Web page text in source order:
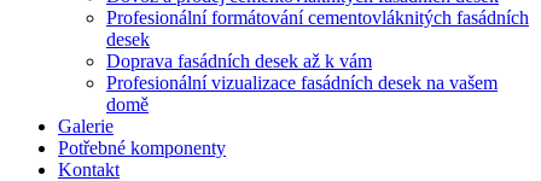
Profesionální formátování cementovláknitých fasádních
desek
Doprava fasádních desek až k vám
Profesionální vizualizace fasádních desek na vašem
domě
Galerie
Potřebné komponenty
Kontakt